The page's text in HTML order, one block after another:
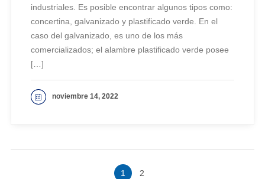
industriales. Es posible encontrar algunos tipos como:
concertina, galvanizado y plastificado verde. En el
caso del galvanizado, es uno de los más
comercializados; el alambre plastificado verde posee
[…]
noviembre 14, 2022
VER MAS
1 2